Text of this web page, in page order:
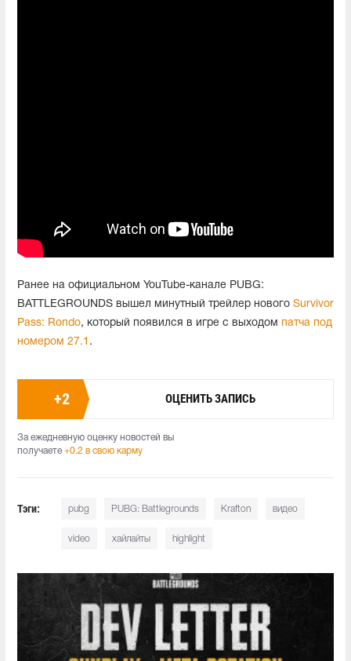
Ранее на официальном YouTube-канале PUBG:
BATTLEGROUNDS вышел минутный трейлер нового Survivor
Pass: Rondo, который появился в игре с выходом патча под
номером 27.1 .
+2 ОЦЕНИТЬ ЗАПИСЬ
За ежедневную оценку новостей вы
получаете +0.2 в свою карму
Тэги: pubg PUBG: Battlegrounds Krafton видео
video хайлайты highlight